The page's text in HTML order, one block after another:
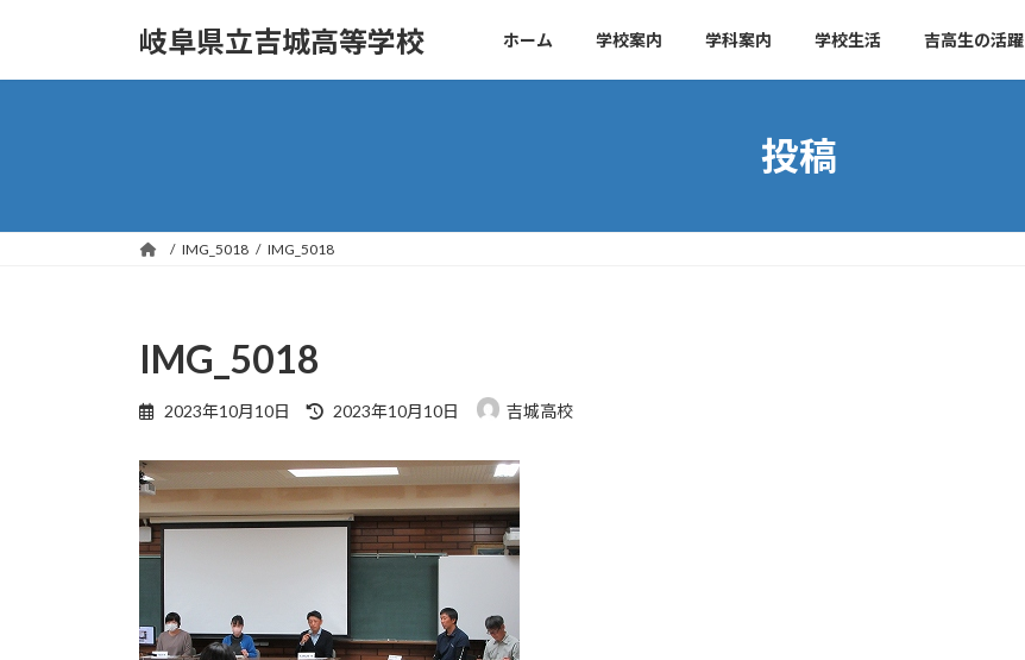
岐阜県立吉城高等学校 ホーム 学校案内 学科案内 学校生活 吉高生の活躍
投稿
IMG_5018 IMG_5018
IMG_5018
2023年10月10日
最
新
日
時
2023年10月10日 吉城高校